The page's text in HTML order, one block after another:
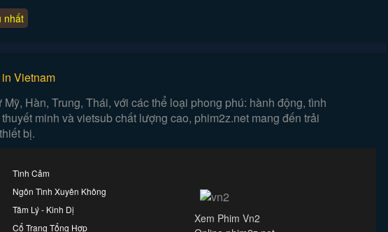
nhất
Vietnam
Hàn, Trung, Thái, với các thể loại phong phú: hành động, tình
minh và vietsub chất lượng cao, phim2z.net mang đến trải
bị.
Tình Cảm
Ngôn Tình Xuyên Không
Tâm Lý - Kinh Dị
Cổ Trang Tổng Hợp
Xem Phim Vn2